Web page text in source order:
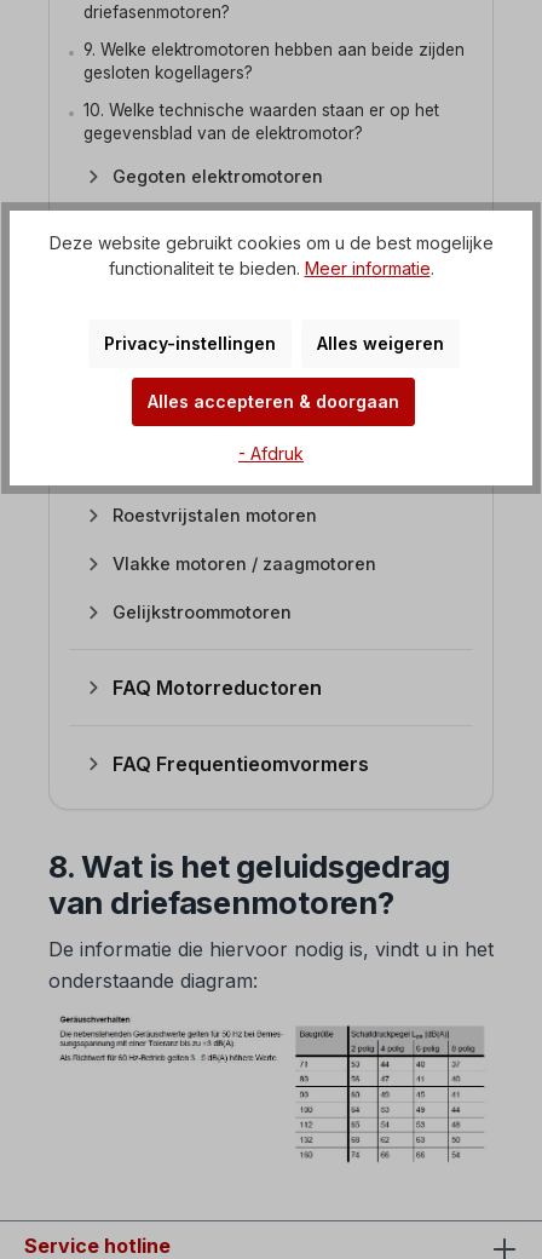
driefasenmotoren?
9. Welke elektromotoren hebben aan beide zijden
gesloten kogellagers?
10. Welke technische waarden staan er op het
gegevensblad van de elektromotor?
Gegoten elektromotoren
Poolomschakelbare elektromotoren
Cirkelzaagmotoren
Roestvrijstalen motoren
Vlakke motoren / zaagmotoren
Gelijkstroommotoren
FAQ Motorreductoren
FAQ Frequentieomvormers
8. Wat is het geluidsgedrag
van driefasenmotoren?
De informatie die hiervoor nodig is, vindt u in het
onderstaande diagram:
Service hotline
Deze website gebruikt cookies om u de best mogelijke
functionaliteit te bieden. Meer informatie.
Privacy-instellingen Alles weigeren
Alles accepteren & doorgaan
- Afdruk